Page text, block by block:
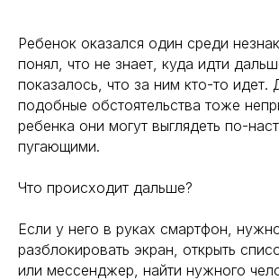
Ребенок оказался один среди
понял, что не знает, куда идти
показалось, что за ним кто-то идет.
подобные обстоятельства тоже
ребенка они могут выглядеть по-
пугающими.
Что происходит дальше?
Если у него в руках смартфон, нужно
разблокировать экран, открыть
или мессенджер, найти нужного